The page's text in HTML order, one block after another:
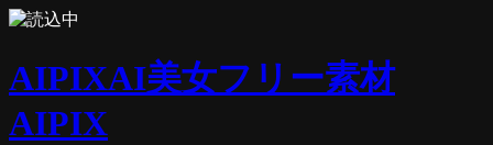
AIPIXAI美女フリー素材
AIPIX